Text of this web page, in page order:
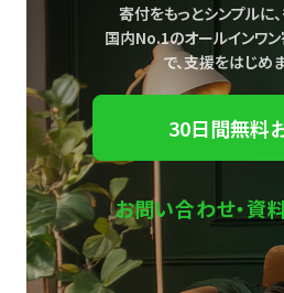
寄付をもっとシンプルに
国内No.1のオールインワ
で、支援をはじめま
30日間無料
お問い合わせ・資